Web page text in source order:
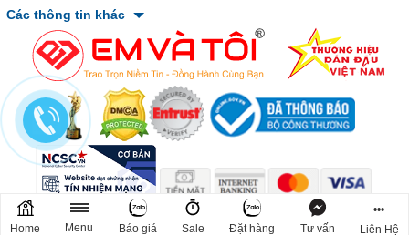
Các thông tin khác
© 2011-2026 TRANGSUCVN.COM Copyright, All Rights Reserved.
Home Menu Báo giá Sale Đặt hàng Tư vấn
•••
Liên Hệ